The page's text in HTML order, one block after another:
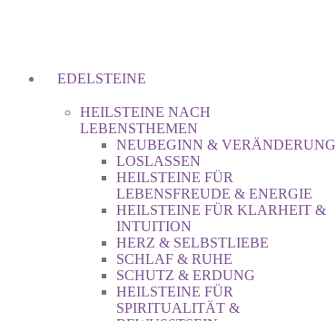
EDELSTEINE
HEILSTEINE NACH
LEBENSTHEMEN
NEUBEGINN & VERÄNDERUNG
LOSLASSEN
HEILSTEINE FÜR
LEBENSFREUDE & ENERGIE
HEILSTEINE FÜR KLARHEIT &
INTUITION
HERZ & SELBSTLIEBE
SCHLAF & RUHE
SCHUTZ & ERDUNG
HEILSTEINE FÜR
SPIRITUALITÄT &